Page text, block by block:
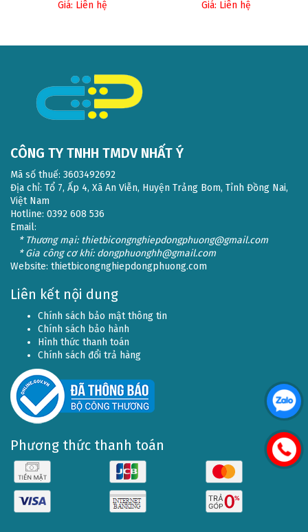
Giá: Liên hệ Giá: Liên hệ
CÔNG TY TNHH TMDV NHẤT Ý
Mã số thuế: 3603492692
Địa chỉ: Tổ 7, Ấp 4, Xã An Viễn, Huyện Trảng Bom, Tỉnh Đồng Nai,
Việt Nam
Hotline: 0392 608 536
Email:
* Thương mại: thietbicongnghiepdongphuong@gmail.com
* Gia công cơ khí: dongphuonghh@gmail.com
Website: thietbicongnghiepdongphuong.com
Liên kết nội dung
Chính sách bảo mật thông tin
Chính sách bảo hành
Hình thức thanh toán
Chính sách đổi trả hàng
Phương thức thanh toán